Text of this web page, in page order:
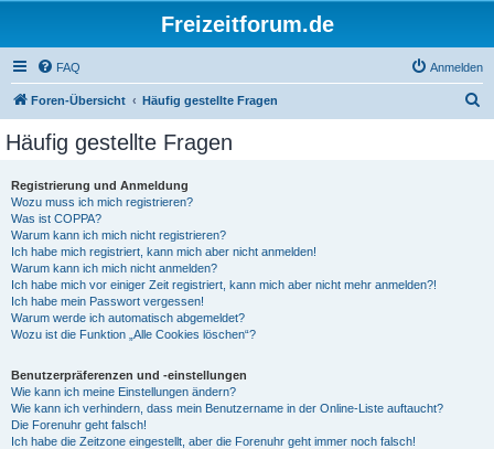
Freizeitforum.de
FAQ Anmelden
Foren-Übersicht Häufig gestellte Fragen
Häufig gestellte Fragen
Registrierung und Anmeldung
Wozu muss ich mich registrieren?
Was ist COPPA?
Warum kann ich mich nicht registrieren?
Ich habe mich registriert, kann mich aber nicht anmelden!
Warum kann ich mich nicht anmelden?
Ich habe mich vor einiger Zeit registriert, kann mich aber nicht mehr anmelden?!
Ich habe mein Passwort vergessen!
Warum werde ich automatisch abgemeldet?
Wozu ist die Funktion „Alle Cookies löschen“?
Benutzerpräferenzen und -einstellungen
Wie kann ich meine Einstellungen ändern?
Wie kann ich verhindern, dass mein Benutzername in der Online-Liste auftaucht?
Die Forenuhr geht falsch!
Ich habe die Zeitzone eingestellt, aber die Forenuhr geht immer noch falsch!